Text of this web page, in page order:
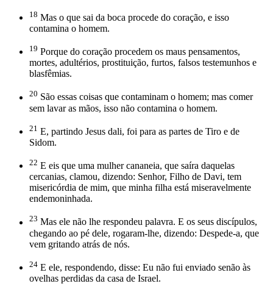
18 Mas o que sai da boca procede do coração, e isso
contamina o homem.
19 Porque do coração procedem os maus pensamentos,
mortes, adultérios, prostituição, furtos, falsos testemunhos e
blasfêmias.
20 São essas coisas que contaminam o homem; mas comer
sem lavar as mãos, isso não contamina o homem.
21 E, partindo Jesus dali, foi para as partes de Tiro e de
Sidom.
22 E eis que uma mulher cananeia, que saíra daquelas
cercanias, clamou, dizendo: Senhor, Filho de Davi, tem
misericórdia de mim, que minha filha está miseravelmente
endemoninhada.
23 Mas ele não lhe respondeu palavra. E os seus discípulos,
chegando ao pé dele, rogaram-lhe, dizendo: Despede-a, que
vem gritando atrás de nós.
24 E ele, respondendo, disse: Eu não fui enviado senão às
ovelhas perdidas da casa de Israel.